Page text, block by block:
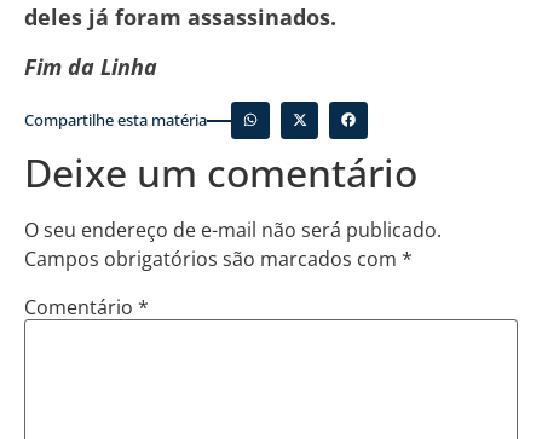
deles já foram assassinados.
Fim da Linha
Compartilhe esta matéria
Deixe um comentário
O seu endereço de e-mail não será publicado.
Campos obrigatórios são marcados com *
Comentário *